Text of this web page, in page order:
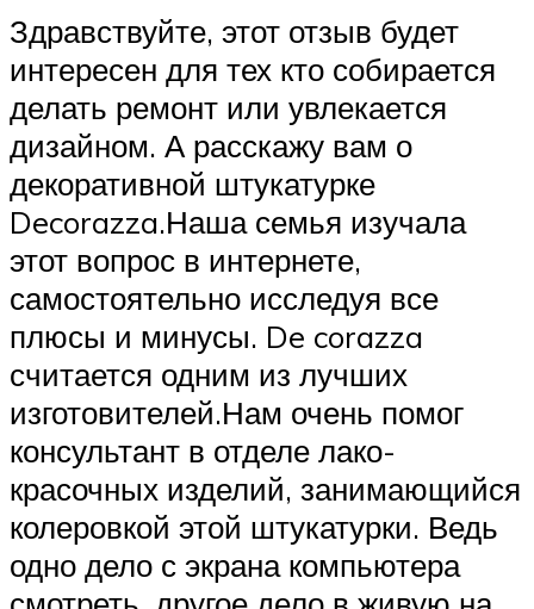
Здравствуйте, этот отзыв будет
интересен для тех кто собирается
делать ремонт или увлекается
дизайном. А расскажу вам о
декоративной штукатурке
Decorazza.Наша семья изучала
этот вопрос в интернете,
самостоятельно исследуя все
плюсы и минусы. De corazza
считается одним из лучших
изготовителей.Нам очень помог
консультант в отделе лако-
красочных изделий, занимающийся
колеровкой этой штукатурки. Ведь
одно дело с экрана компьютера